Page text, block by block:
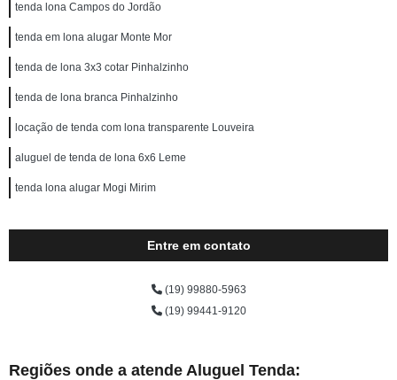
tenda lona Campos do Jordão
tenda em lona alugar Monte Mor
tenda de lona 3x3 cotar Pinhalzinho
tenda de lona branca Pinhalzinho
locação de tenda com lona transparente Louveira
aluguel de tenda de lona 6x6 Leme
tenda lona alugar Mogi Mirim
Entre em contato
(19) 99880-5963
(19) 99441-9120
Regiões onde a atende Aluguel Tenda: